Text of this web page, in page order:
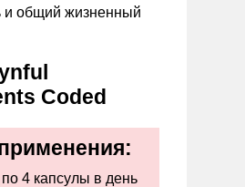
и общий жизненный
Coded
4 капсулы в день